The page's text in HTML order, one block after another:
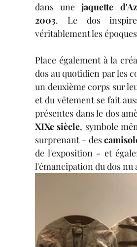
dans une jaquette
2003. Le dos
véritablement les
Place également à la
dos au quotidien par les
un deuxième corps sur
et du vêtement se fait
présentes dans le dos
XIXe siècle, symbole
surprenant - des
de l'exposition - et
l'émancipation du dos nu